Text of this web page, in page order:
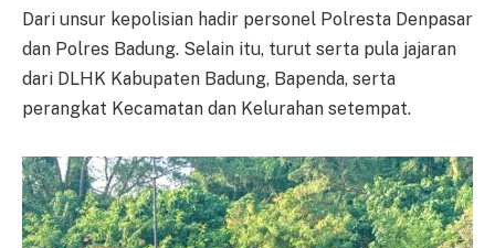
Dari unsur kepolisian hadir personel Polresta Denpasar
dan Polres Badung. Selain itu, turut serta pula jajaran
dari DLHK Kabupaten Badung, Bapenda, serta
perangkat Kecamatan dan Kelurahan setempat.